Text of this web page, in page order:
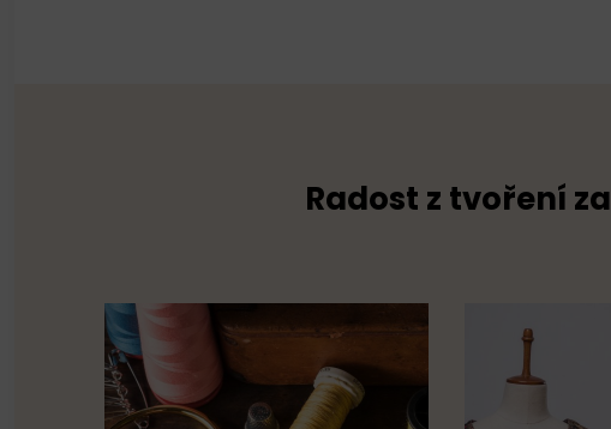
Radost z tvoření